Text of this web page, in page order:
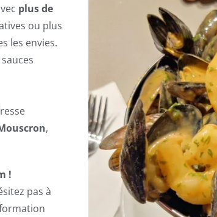
plus de
ou plus
les envies.
,
!
pas à